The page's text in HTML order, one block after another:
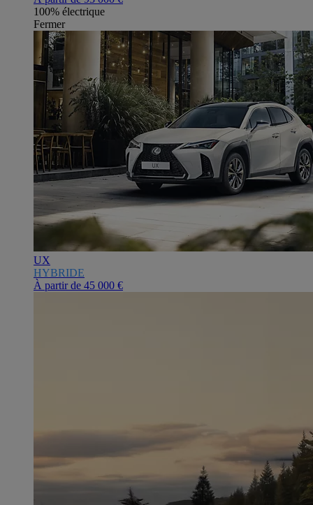
100% électrique
Fermer
UX
HYBRIDE
À partir de 45 000 €